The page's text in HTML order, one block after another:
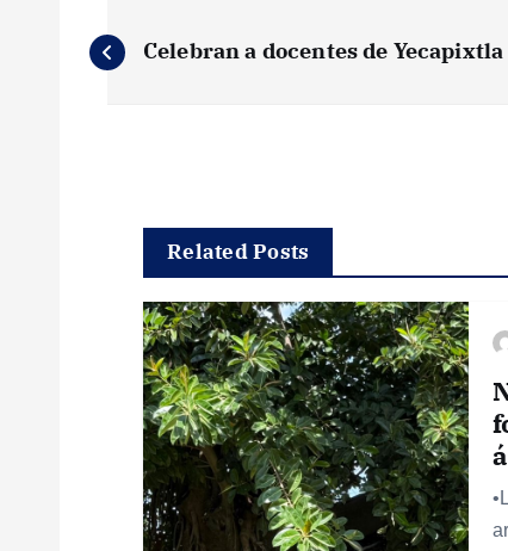
N
Celebran a docentes de Yecapixtla
Related Posts